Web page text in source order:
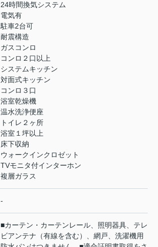
24時間換気システム
電気有
駐車2台可
耐震構造
ガスコンロ
コンロ２口以上
システムキッチン
対面式キッチン
コンロ３口
浴室乾燥機
温水洗浄便座
トイレ２ヶ所
浴室１坪以上
床下収納
ウォークインクロゼット
TVモニタ付インターホン
複層ガラス
-
■カーテン・カーテンレール、照明器具、テレ
ビアンテナ（有線を含む）、網戸、洗濯機用